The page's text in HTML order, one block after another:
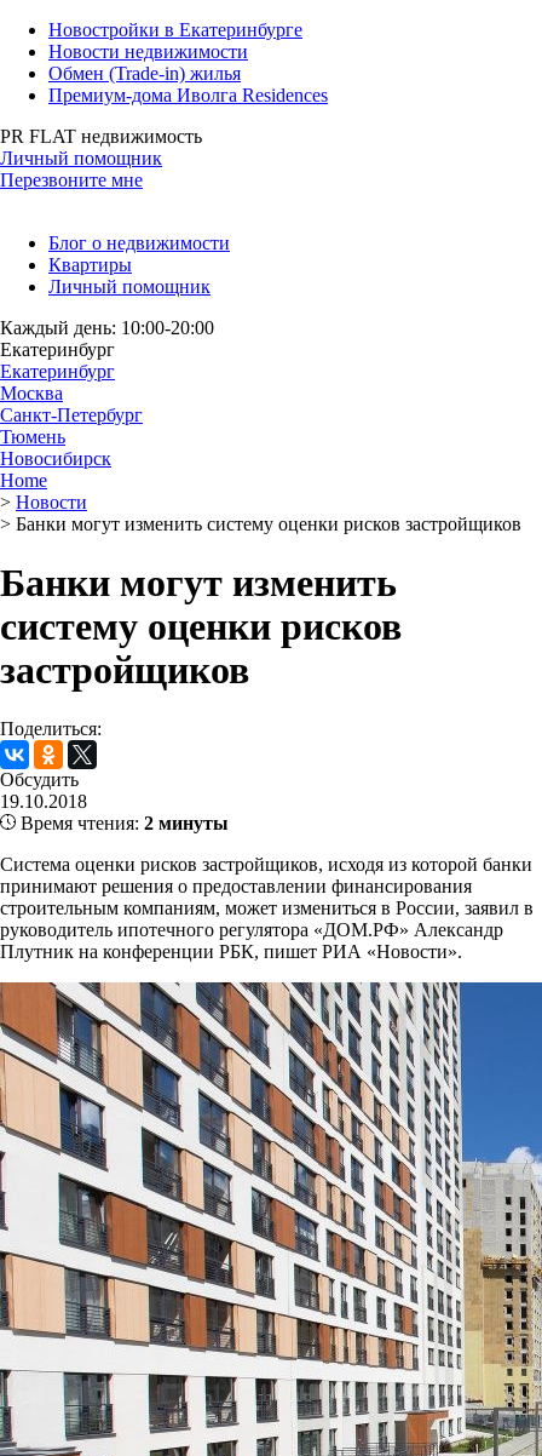
Новостройки в Екатеринбурге
Новости недвижимости
Обмен (Trade-in) жилья
Премиум-дома Иволга Residences
PR FLAT недвижимость
Личный помощник
Перезвоните мне
Блог о недвижимости
Квартиры
Личный помощник
Каждый день: 10:00-20:00
Екатеринбург
Екатеринбург
Москва
Санкт-Петербург
Тюмень
Новосибирск
Home
> Новости
> Банки могут изменить систему оценки рисков застройщиков
Банки могут изменить
систему оценки рисков
застройщиков
Поделиться:
Обсудить
19.10.2018
Время чтения: 2 минуты
Система оценки рисков застройщиков, исходя из которой банки
принимают решения о предоставлении финансирования
строительным компаниям, может измениться в России, заявил в
руководитель ипотечного регулятора «ДОМ.РФ» Александр
Плутник на конференции РБК, пишет РИА «Новости».